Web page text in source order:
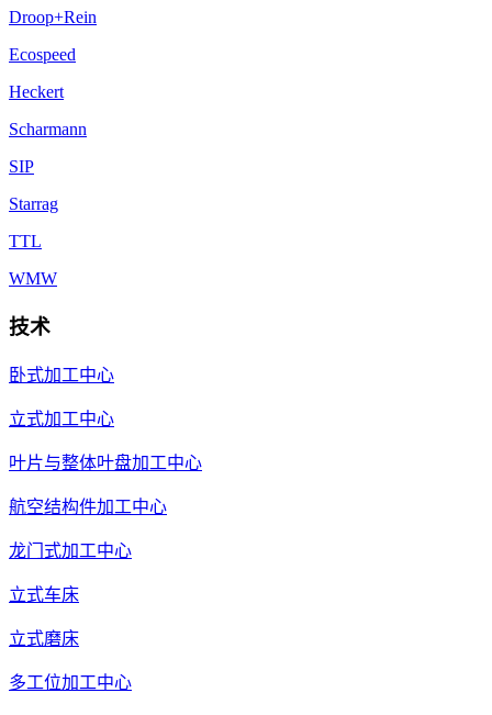
Droop+Rein
Ecospeed
Heckert
Scharmann
SIP
Starrag
TTL
WMW
技术
卧式加工中心
立式加工中心
叶片与整体叶盘加工中心
航空结构件加工中心
龙门式加工中心
立式车床
立式磨床
多工位加工中心